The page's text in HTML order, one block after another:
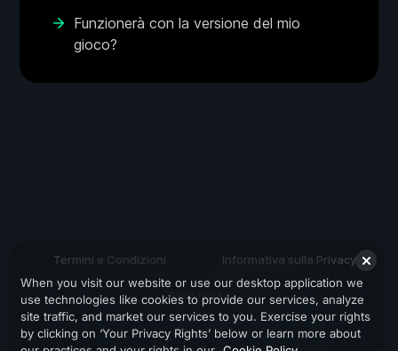
Funzionerà con la versione del mio
gioco?
Termini e Condizioni Informativa sulla Privacy
Assistenza
When you visit our website or use our desktop application we
use technologies like cookies to provide our services, analyze
site traffic, and market our services to you. Exercise your rights
by clicking on ‘Your Privacy Rights’ below or learn more about